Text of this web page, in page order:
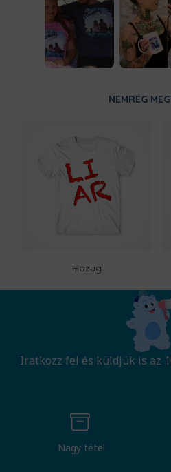
NEMRÉG
Hazug
Iratkozz fel és küldjük is az
Nagy tétel